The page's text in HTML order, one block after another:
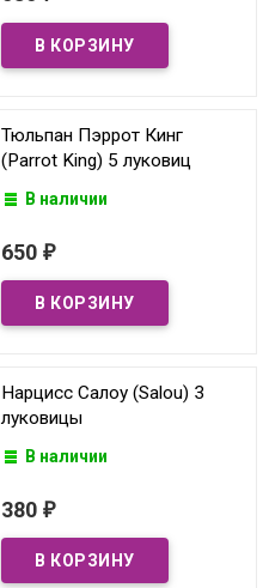
Тюльпан Пэррот Кинг
(Parrot King) 5 луковиц
В наличии
650 ₽
Нарцисс Салоу (Salou) 3
луковицы
В наличии
380 ₽